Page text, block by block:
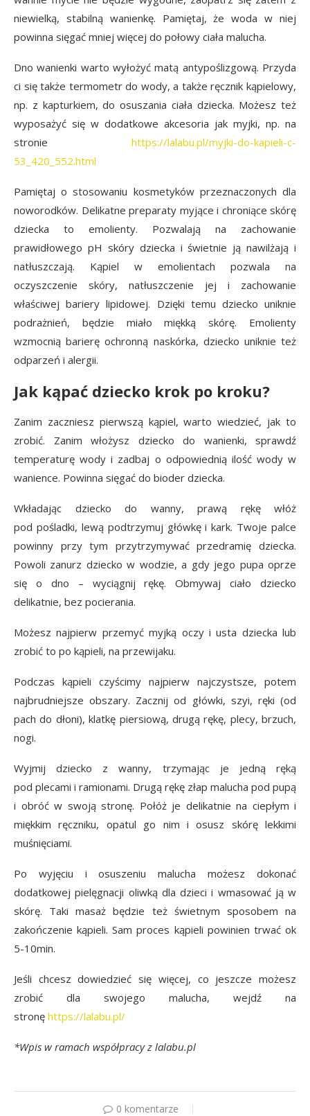
niewielką, stabilną wanienkę. Pamiętaj, że woda w niej
powinna sięgać mniej więcej do połowy ciała malucha.
Dno wanienki warto wyłożyć matą antypoślizgową. Przyda
ci się także termometr do wody, a także ręcznik kąpielowy,
np. z kapturkiem, do osuszania ciała dziecka. Możesz też
wyposażyć się w dodatkowe akcesoria jak myjki, np. na
stronie https://lalabu.pl/myjki-do-kapieli-c-
53_420_552.html
Pamiętaj o stosowaniu kosmetyków przeznaczonych dla
noworodków. Delikatne preparaty myjące i chroniące skórę
dziecka to emolienty. Pozwalają na zachowanie
prawidłowego pH skóry dziecka i świetnie ją nawilżają i
natłuszczają. Kąpiel w emolientach pozwala na
oczyszczenie skóry, natłuszczenie jej i zachowanie
właściwej bariery lipidowej. Dzięki temu dziecko uniknie
podrażnień, będzie miało miękką skórę. Emolienty
wzmocnią barierę ochronną naskórka, dziecko uniknie też
odparzeń i alergii.
Jak kąpać dziecko krok po kroku?
Zanim zaczniesz pierwszą kąpiel, warto wiedzieć, jak to
zrobić. Zanim włożysz dziecko do wanienki, sprawdź
temperaturę wody i zadbaj o odpowiednią ilość wody w
wanience. Powinna sięgać do bioder dziecka.
Wkładając dziecko do wanny, prawą rękę włóż
pod pośladki, lewą podtrzymuj główkę i kark. Twoje palce
powinny przy tym przytrzymywać przedramię dziecka.
Powoli zanurz dziecko w wodzie, a gdy jego pupa oprze
się o dno – wyciągnij rękę. Obmywaj ciało dziecko
delikatnie, bez pocierania.
Możesz najpierw przemyć myjką oczy i usta dziecka lub
zrobić to po kąpieli, na przewijaku.
Podczas kąpieli czyścimy najpierw najczystsze, potem
najbrudniejsze obszary. Zacznij od główki, szyi, ręki (od
pach do dłoni), klatkę piersiową, drugą rękę, plecy, brzuch,
nogi.
Wyjmij dziecko z wanny, trzymając je jedną ręką
pod plecami i ramionami. Drugą rękę złap malucha pod pupą
i obróć w swoją stronę. Połóż je delikatnie na ciepłym i
miękkim ręczniku, opatul go nim i osusz skórę lekkimi
muśnięciami.
Po wyjęciu i osuszeniu malucha możesz dokonać
dodatkowej pielęgnacji oliwką dla dzieci i wmasować ją w
skórę. Taki masaż będzie też świetnym sposobem na
zakończenie kąpieli. Sam proces kąpieli powinien trwać ok
5-10min.
Jeśli chcesz dowiedzieć się więcej, co jeszcze możesz
zrobić dla swojego malucha, wejdź na
stronę https://lalabu.pl/
*Wpis w ramach współpracy z lalabu.pl
0 komentarze